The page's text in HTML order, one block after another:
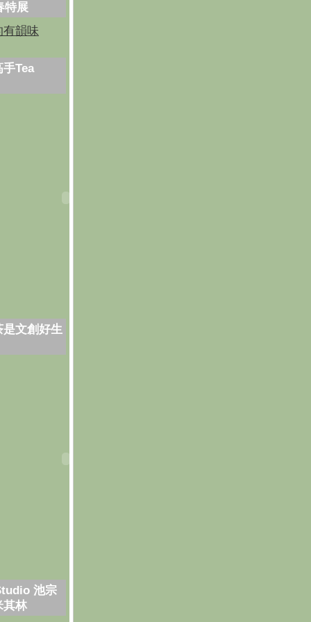
特展
有韻味
Tea
文創好生
池宗
其林